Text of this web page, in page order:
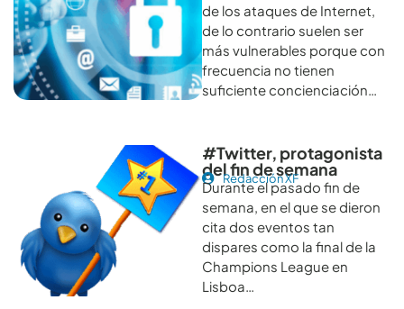
de los ataques de Internet,
de lo contrario suelen ser
más vulnerables porque con
frecuencia no tienen
suficiente concienciación…
#Twitter, protagonista
del fin de semana
Redacción XF
Durante el pasado fin de
semana, en el que se dieron
cita dos eventos tan
dispares como la final de la
Champions League en
Lisboa…